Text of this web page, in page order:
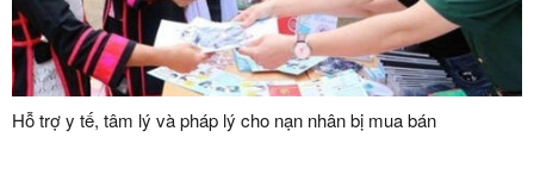
Hỗ trợ y tế, tâm lý và pháp lý cho nạn nhân bị mua bán